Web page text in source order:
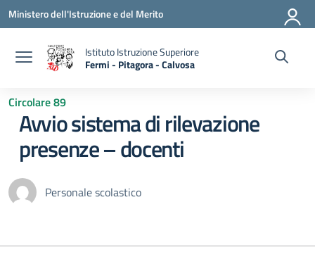
Vai ai contenuti
Vai al menu di navigazione
Vai al footer
Ministero dell'Istruzione e del Merito
Istituto Istruzione Superiore
Fermi - Pitagora - Calvosa
— Visita la pagina iniziale della scuola
Circolare 89
Avvio sistema di rilevazione
presenze – docenti
Personale scolastico